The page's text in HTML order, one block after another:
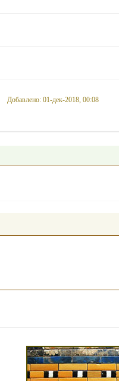
Добавлено: 01-дек-2018, 00:08